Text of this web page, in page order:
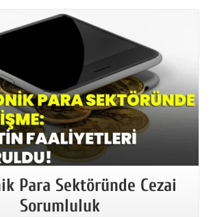
Para Sektöründe Cezai
Sorumluluk